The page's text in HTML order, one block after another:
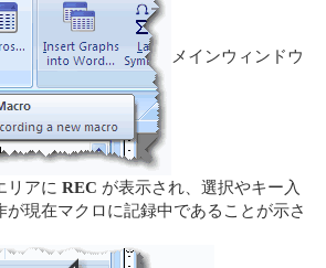
メインウィンドウ
リアに REC が表示され、選択やキー入
が現在マクロに記録中であることが示さ